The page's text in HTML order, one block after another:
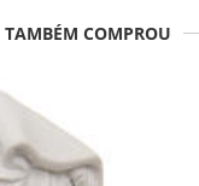
COMPROU